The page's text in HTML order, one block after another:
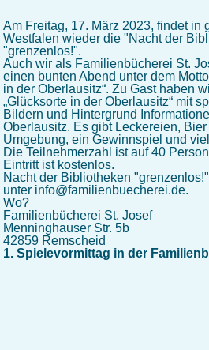
Am Freitag, 17. März 2023, findet in
Westfalen wieder die "Nacht der
"grenzenlos!".
Auch wir als Familienbücherei St.
einen bunten Abend unter dem
in der Oberlausitz“. Zu Gast haben
„Glücksorte in der Oberlausitz“ mit
Bildern und Hintergrund
Oberlausitz. Es gibt Leckereien,
Umgebung, ein Gewinnspiel und
Die Teilnehmerzahl ist auf 40
Eintritt ist kostenlos.
Nacht der Bibliotheken
unter info@familienbuecherei.de.
Wo?
Familienbücherei St. Josef
Menninghauser Str. 5b
42859 Remscheid
1. Spielevormittag in der